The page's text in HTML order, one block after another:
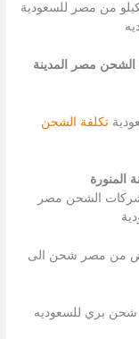
من مصر للسعودية
مصر المدينة
تكلفة الشحن
المنورة
الشحن مصر
من مصر شحن الى
بري للسعوديه